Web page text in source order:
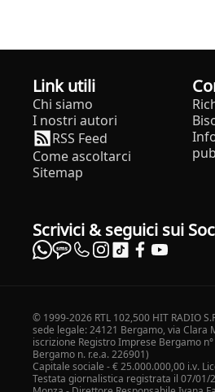
Link utili
Chi siamo
I nostri autori
RSS Feed
Come ascoltarci
Sitemap
Scrivici & seguici sui
© 1999-2026 RTL 102,500 HIT RADIO
sede legale: 24121 Bergamo, via Clara
iscrizione Registro Imprese Bergamo
Bergamo n. r.e.a. 226901)
Capitale sociale - € 25.000.000,00 i.v.
Testata giornalistica registrata il 07/01/